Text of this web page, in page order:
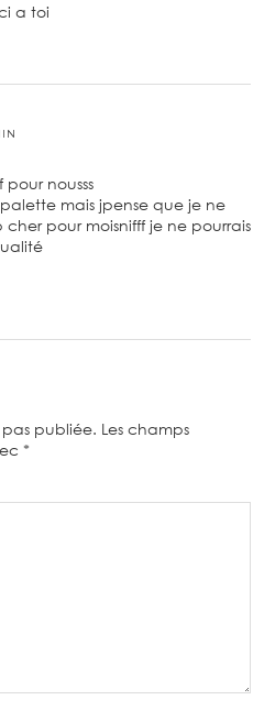
a toi
nousss
mais jpense que je ne
pour moisnifff je ne pourrais
pas publiée. Les champs
*